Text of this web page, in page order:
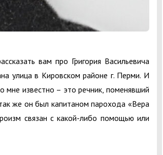
вам про Григория Васильевича
улица в Кировском районе г. Перми. И
мне известно – это речник, поменявший
же он был капитаном парохода «Вера
связан с какой-либо помощью или